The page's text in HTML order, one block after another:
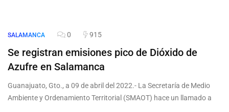
SALAMANCA 0 915
Se registran emisiones pico de Dióxido de
Azufre en Salamanca
Guanajuato, Gto., a 09 de abril del 2022.- La Secretaría de Medio
Ambiente y Ordenamiento Territorial (SMAOT) hace un llamado a